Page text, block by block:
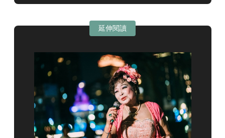
延伸閱讀